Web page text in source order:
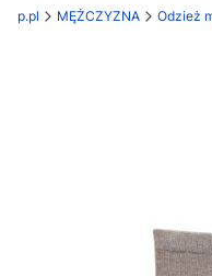
MĘŻCZYZNA Odzież